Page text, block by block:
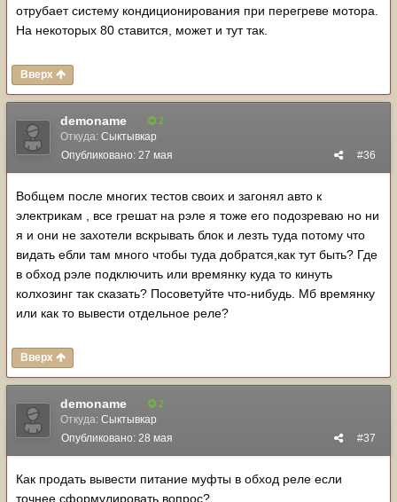
отрубает систему кондиционирования при перегреве мотора.
На некоторых 80 ставится, может и тут так.
Вверх
demoname 2
Откуда: Сыктывкар
#36
Опубликовано: 27 мая
Вобщем после многих тестов своих и загонял авто к
электрикам , все грешат на рэле я тоже его подозреваю но ни
я и они не захотели вскрывать блок и лезть туда потому что
видать ебли там много чтобы туда добратся,как тут быть? Где
в обход рэле подключить или времянку куда то кинуть
колхозинг так сказать? Посоветуйте что-нибудь. Мб времянку
или как то вывести отдельное реле?
Вверх
demoname 2
Откуда: Сыктывкар
#37
Опубликовано: 28 мая
Как продать вывести питание муфты в обход реле если
точнее сформулировать вопрос?